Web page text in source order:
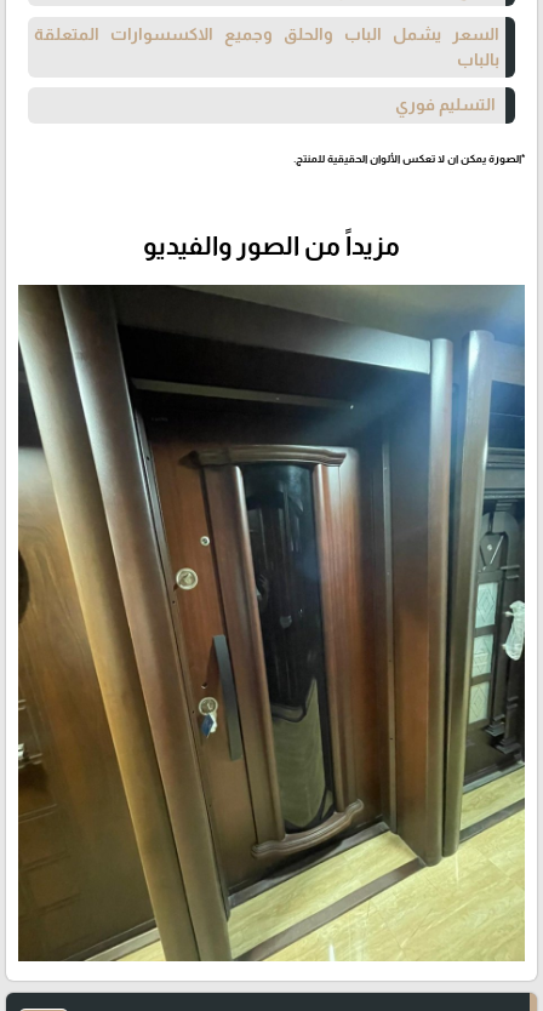
السعر يشمل الباب والحلق وجميع الاكسسوارات المتعلقة
بالباب
التسليم فوري
*الصورة يمكن ان لا تعكس الألوان الحقيقية للمنتج.
مزيداً من الصور والفيديو